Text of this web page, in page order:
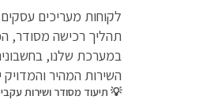
לקוחות מעריכים
תהליך רכישה מסודר,
במערכת שלנו,
השירות המהיר
💡 תיעוד מסודר ושירות עקבי